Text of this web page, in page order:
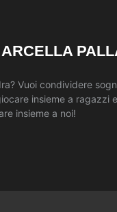
Vuoi condividere
insieme a ragazzi
insieme a noi!